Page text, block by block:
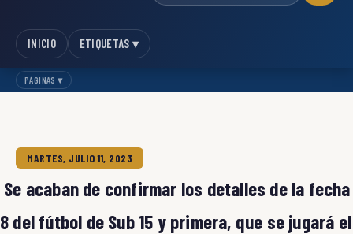
INICIO ETIQUETAS ▾
PÁGINAS ▾
MARTES, JULIO 11, 2023
Se acaban de confirmar los detalles de la fecha
8 del fútbol de Sub 15 y primera, que se jugará el